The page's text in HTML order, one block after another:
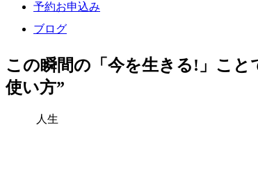
予約お申込み
ブログ
この瞬間の「今を生きる!」こ
使い方”
人生